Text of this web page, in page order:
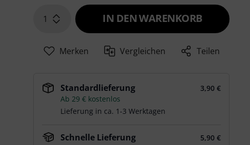
1 IN DEN WARENKORB
Merken Vergleichen Teilen
Standardlieferung
3,90 €
Ab 29 € kostenlos
Lieferung in ca. 1-3 Werktagen
Schnelle Lieferung
5,90 €